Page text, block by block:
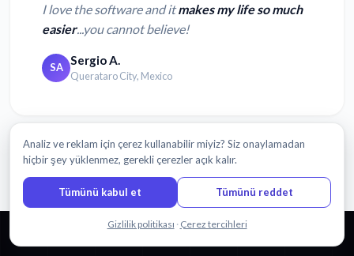
I love the software and itmakes my life so much
easier...you cannot believe!
SA Sergio A.
Querataro City, Mexico
Daha fazla yorum oku
Bizimle sohbet edin
Analiz ve reklam için çerez kullanabilir miyiz? Siz onaylamadan
hiçbir şey yüklenmez, gerekli çerezler açık kalır.
Tümünü kabul et Tümünü reddet
Gizlilik politikası · Çerez tercihleri